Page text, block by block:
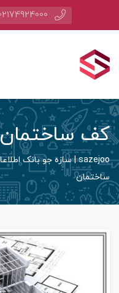
کف ساختمان
sazejoo | سازه جو بانک اطلاعات ساختمان های در حال ساخت
ساختمان